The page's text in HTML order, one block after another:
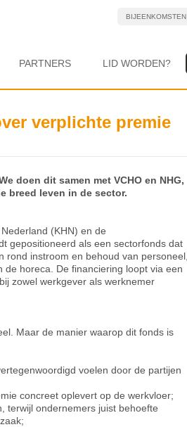
BIJEENKOMSTEN
PARTNERS LID WORDEN?
verplichte premie
doen dit samen met VCHO en NHG,
breed leven in de sector.
(KHN) en de
gepositioneerd als een sectorfonds dat
instroom en behoud van personeel,
horeca. De financiering loopt via een
zowel werkgever als werknemer
Maar de manier waarop dit fonds is
voelen door de partijen
concreet oplevert op de werkvloer;
terwijl ondernemers juist behoefte